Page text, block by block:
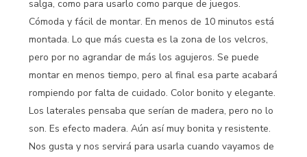
salga, como para usarlo como parque de juegos.
Cómoda y fácil de montar. En menos de 10 minutos está
montada. Lo que más cuesta es la zona de los velcros,
pero por no agrandar de más los agujeros. Se puede
montar en menos tiempo, pero al final esa parte acabará
rompiendo por falta de cuidado. Color bonito y elegante.
Los laterales pensaba que serían de madera, pero no lo
son. Es efecto madera. Aún así muy bonita y resistente.
Nos gusta y nos servirá para usarla cuando vayamos de